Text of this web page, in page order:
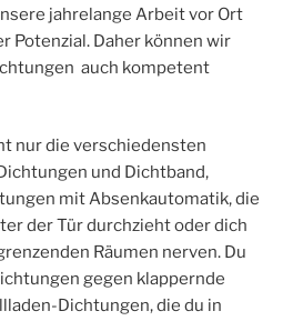
jahrelange Arbeit vor Ort
Potenzial. Daher können wir
auch kompetent
nur die verschiedensten
und Dichtband,
mit Absenkautomatik, die
der Tür durchzieht oder dich
Räumen nerven. Du
gegen klappernde
Dichtungen, die du in